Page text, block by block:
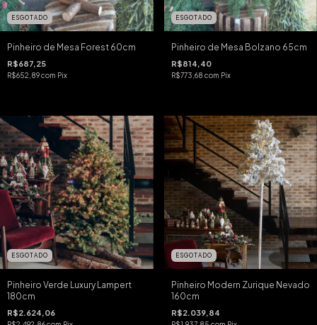
ESGOTADO
Pinheiro de Mesa Forest 60cm
R$687,25
R$652,89com Pix
ESGOTADO
Pinheiro de Mesa Bolzano 65cm
R$814,40
R$773,68 com Pix
ESGOTADO
Pinheiro Verde Luxury Lampert
180cm
R$2.624,06
ESGOTADO
Pinheiro Modern Zurique Nevado
160cm
R$2.039,84